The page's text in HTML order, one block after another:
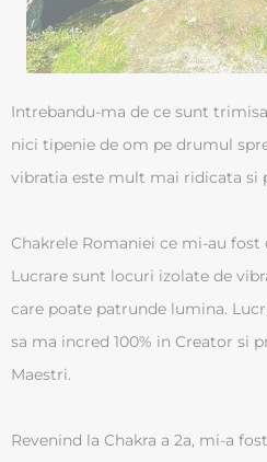
Intrebandu-ma de ce sunt
nici tipenie de om pe drumul
vibratia este mult mai ridicata si
Chakrele Romaniei ce mi-au
Lucrare sunt locuri izolate de
care poate patrunde lumina.
sa ma incred 100% in Creator si
Maestri.
Revenind la Chakra a 2a, mi-a